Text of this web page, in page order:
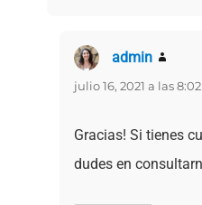
admin
julio 16, 2021 a las
Gracias! Si tienes
dudes en